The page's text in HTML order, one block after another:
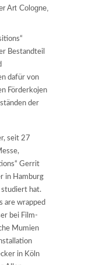
Art Cologne,
Bestandteil
dafür von
Förderkojen
der
seit 27
Gerrit
in Hamburg
studiert hat.
are wrapped
bei Film-
Mumien
in Köln